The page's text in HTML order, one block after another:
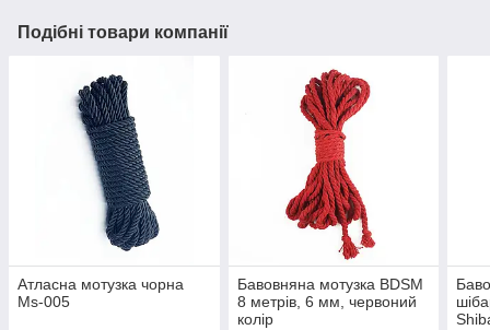
Подібні товари компанії
Атласна мотузка чорна
Ms-005
Бавовняна мотузка BDSM
8 метрів, 6 мм, червоний
колір